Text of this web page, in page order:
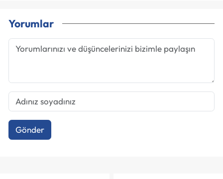
Yorumlar
Gönder